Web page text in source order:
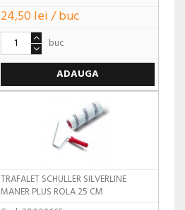
24,50 lei / buc
buc
ADAUGA
TRAFALET SCHULLER SILVERLINE
MANER PLUS ROLA 25 CM